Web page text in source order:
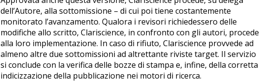
dell’Autore, alla sottomissione – di cui poi tiene costantemente
monitorato l’avanzamento. Qualora i revisori richiedessero delle
modifiche allo scritto, Clariscience, in confronto con gli autori, procede
alla loro implementazione. In caso di rifiuto, Clariscience provvede ad
almeno altre due sottomissioni ad altrettante riviste target. Il servizio
si conclude con la verifica delle bozze di stampa e, infine, della corretta
indicizzazione della pubblicazione nei motori di ricerca.